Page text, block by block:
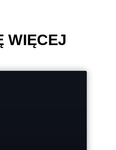
WIĘCEJ